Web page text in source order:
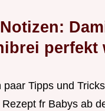
perfekt
paar Tipps und
fr Babys ab